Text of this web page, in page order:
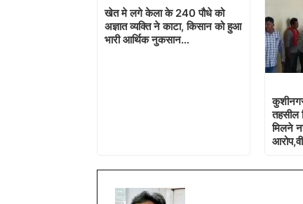
खेत मे लगे केला के 240 पौधे को
अज्ञात व्यक्ति ने काटा, किसान को हुआ
भारी आर्थिक नुकसान…
तहसील
मिलने